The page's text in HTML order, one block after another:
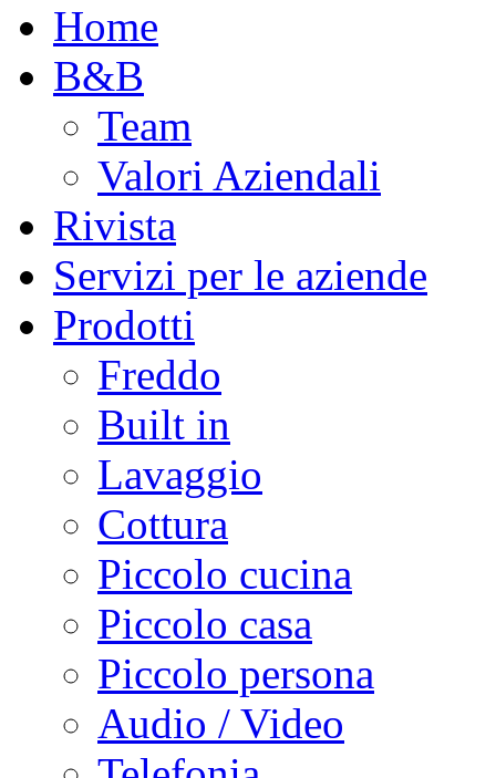
Home
B&B
Team
Valori Aziendali
Rivista
Servizi per le aziende
Prodotti
Freddo
Built in
Lavaggio
Cottura
Piccolo cucina
Piccolo casa
Piccolo persona
Audio / Video